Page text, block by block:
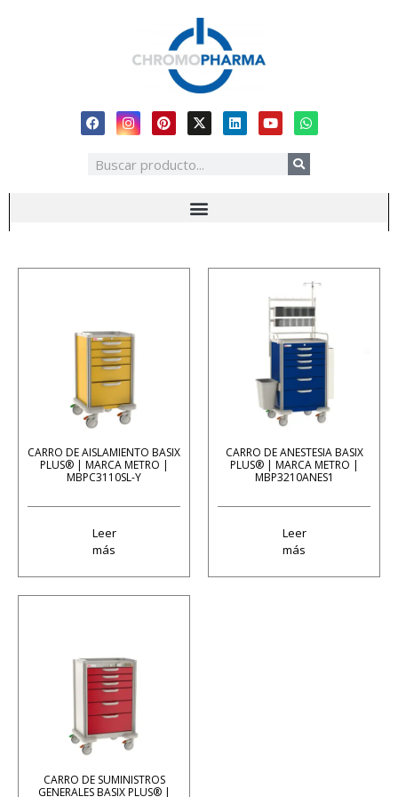
CARRO DE AISLAMIENTO BASIX
PLUS® | MARCA METRO |
MBPC3110SL-Y
Leer
más
CARRO DE ANESTESIA BASIX
PLUS® | MARCA METRO |
MBP3210ANES1
Leer
más
CARRO DE SUMINISTROS
GENERALES BASIX PLUS® |